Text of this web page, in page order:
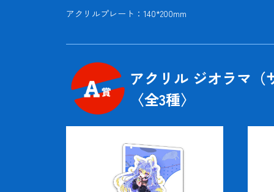
アクリルプレート：140*200mm
アクリル ジオラマ（
〈全3種〉